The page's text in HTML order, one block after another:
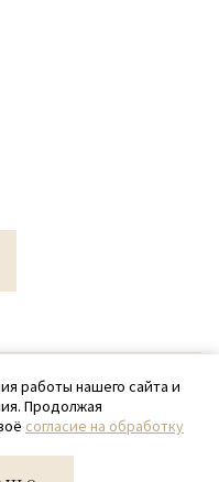
97-87
работы нашего сайта и
Продолжая
согласие на обработку